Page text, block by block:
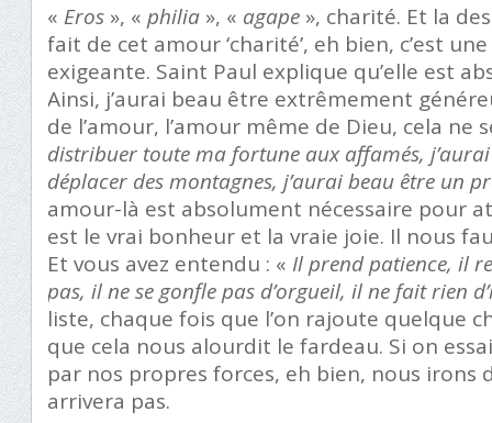
« Eros », «philia », « agape », charité. Et la
fait de cet amour ‘charité’, eh bien, c’est
exigeante. Saint Paul explique qu’elle est
Ainsi, j’aurai beau être extrêmement
de l’amour, l’amour même de Dieu, cela ne
distribuer toute ma fortune aux affamés,
déplacer des montagnes, j’aurai beau être un
amour-là est absolument nécessaire pour
est le vrai bonheur et la vraie joie. Il nous
Et vous avez entendu : « Il prend patience, il
pas, il ne se gonfle pas d’orgueil, il ne fait rien
liste, chaque fois que l’on rajoute quelque
que cela nous alourdit le fardeau. Si on
par nos propres forces, eh bien, nous irons
arrivera pas.